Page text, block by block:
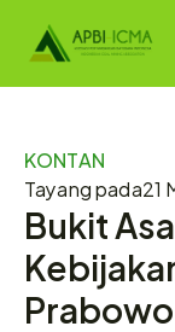
KONTAN
Tayang pada21
Bukit
Prabowo